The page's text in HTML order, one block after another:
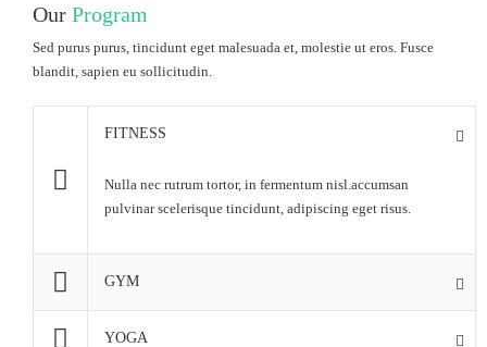
Our Program
Sed purus purus, tincidunt eget malesuada et, molestie ut eros. Fusce
blandit, sapien eu sollicitudin.
FITNESS
Nulla nec rutrum tortor, in fermentum nisl.accumsan
pulvinar scelerisque tincidunt, adipiscing eget risus.
GYM
YOGA